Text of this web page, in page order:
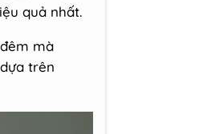
quả nhất.
mà
trên